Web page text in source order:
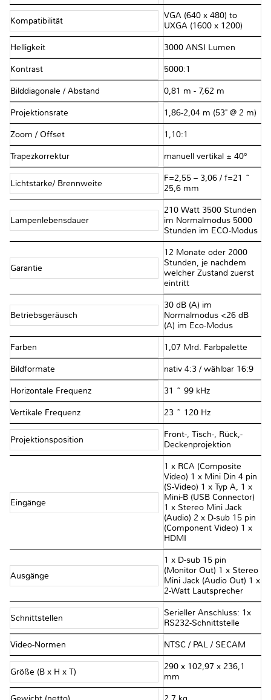
Kompatibilität
VGA (640 x 480) to
UXGA (1600 x 1200)
Helligkeit 3000 ANSI Lumen
Kontrast 5000:1
Bilddiagonale / Abstand 0,81 m - 7,62 m
Projektionsrate 1,86-2,04 m (53" @ 2 m)
Zoom / Offset 1,10:1
Trapezkorrektur manuell vertikal ± 40°
Lichtstärke/ Brennweite
F=2,55 – 3,06 / f=21 ~
25,6 mm
Lampenlebensdauer
210 Watt 3500 Stunden
im Normalmodus 5000
Stunden im ECO-Modus
Garantie
12 Monate oder 2000
Stunden, je nachdem
welcher Zustand zuerst
eintritt
Betriebsgeräusch
30 dB (A) im
Normalmodus <26 dB
(A) im Eco-Modus
Farben 1,07 Mrd. Farbpalette
Bildformate nativ 4:3 / wählbar 16:9
Horizontale Frequenz 31 ~ 99 kHz
Vertikale Frequenz 23 ~ 120 Hz
Projektionsposition
Front-, Tisch-, Rück,-
Deckenprojektion
Eingänge
1 x RCA (Composite
Video) 1 x Mini Din 4 pin
(S-Video) 1 x Typ A, 1 x
Mini-B (USB Connector)
1 x Stereo Mini Jack
(Audio) 2 x D-sub 15 pin
(Component Video) 1 x
HDMI
Ausgänge
1 x D-sub 15 pin
(Monitor Out) 1 x Stereo
Mini Jack (Audio Out) 1 x
2-Watt Lautsprecher
Schnittstellen
Serieller Anschluss: 1x
RS232-Schnittstelle
Video-Normen NTSC / PAL / SECAM
Größe (B x H x T)
290 x 102,97 x 236,1
mm